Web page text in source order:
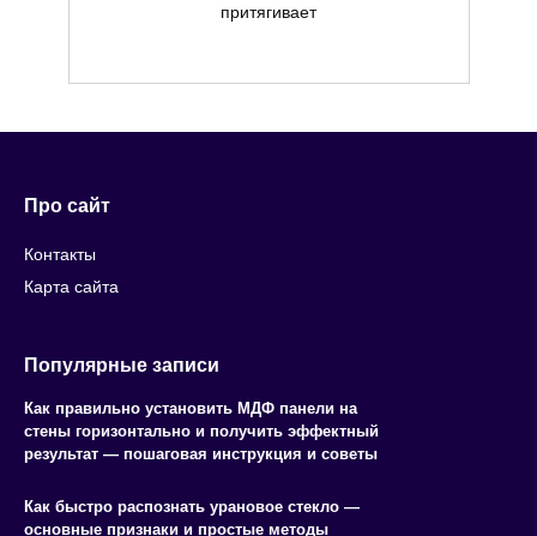
притягивает
Про сайт
Контакты
Карта сайта
Популярные записи
Как правильно установить МДФ панели на
стены горизонтально и получить эффектный
результат — пошаговая инструкция и советы
Как быстро распознать урановое стекло —
основные признаки и простые методы